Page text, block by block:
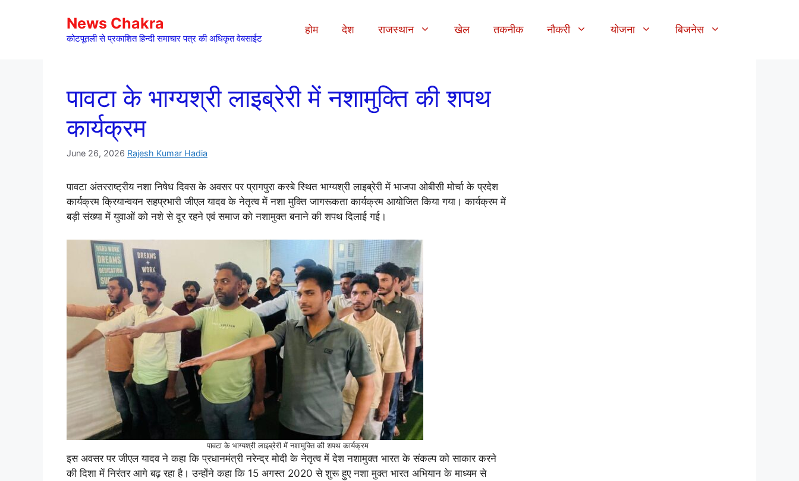
News Chakra
कोटपूतली से प्रकाशित हिन्दी समाचार पत्र की अधिकृत वेबसाईट
होम देश राजस्थान खेल तकनीक नौकरी योजना बिजनेस
पावटा के भाग्यश्री लाइब्रेरी में नशामुक्ति की शपथ
कार्यक्रम
June 26, 2026 Rajesh Kumar Hadia
पावटा अंतरराष्ट्रीय नशा निषेध दिवस के अवसर पर प्रागपुरा कस्बे स्थित भाग्यश्री लाइब्रेरी में भाजपा ओबीसी मोर्चा के प्रदेश
कार्यक्रम क्रियान्वयन सहप्रभारी जीएल यादव के नेतृत्व में नशा मुक्ति जागरूकता कार्यक्रम आयोजित किया गया। कार्यक्रम में
बड़ी संख्या में युवाओं को नशे से दूर रहने एवं समाज को नशामुक्त बनाने की शपथ दिलाई गई।
पावटा के भाग्यश्री लाइब्रेरी में नशामुक्ति की शपथ कार्यक्रम
इस अवसर पर जीएल यादव ने कहा कि प्रधानमंत्री नरेन्द्र मोदी के नेतृत्व में देश नशामुक्त भारत के संकल्प को साकार करने
की दिशा में निरंतर आगे बढ़ रहा है। उन्होंने कहा कि 15 अगस्त 2020 से शुरू हुए नशा मुक्त भारत अभियान के माध्यम से